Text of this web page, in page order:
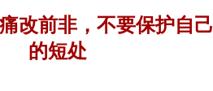
改前非，不要保护自己
的短处